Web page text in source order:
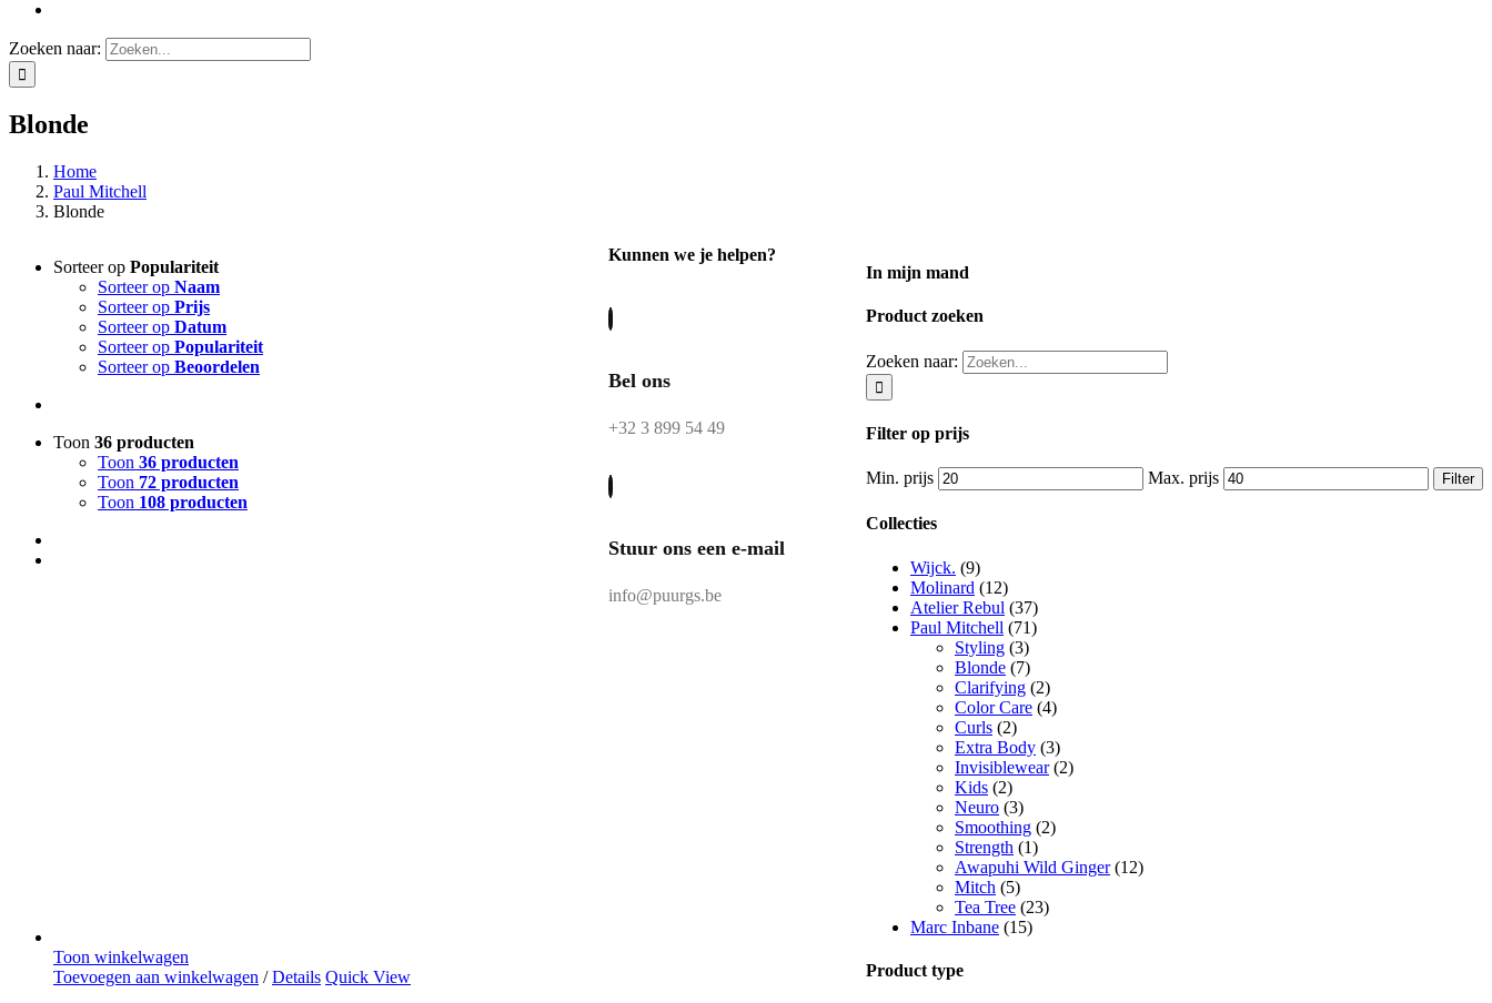
Zoeken naar:
Blonde
Home
Paul Mitchell
Blonde
Sorteer op Populariteit
Sorteer op Naam
Sorteer op Prijs
Sorteer op Datum
Sorteer op Populariteit
Sorteer op Beoordelen
Toon 36 producten
Toon 36 producten
Toon 72 producten
Toon 108 producten
Toon winkelwagen
Toevoegen aan winkelwagen / Details Quick View
In mijn mand
Product zoeken
Zoeken naar:
Filter op prijs
Min. prijs Max. prijs Filter
Collecties
Wijck. (9)
Molinard (12)
Atelier Rebul (37)
Paul Mitchell (71)
Styling (3)
Blonde (7)
Clarifying (2)
Color Care (4)
Curls (2)
Extra Body (3)
Invisiblewear (2)
Kids (2)
Neuro (3)
Smoothing (2)
Strength (1)
Awapuhi Wild Ginger (12)
Mitch (5)
Tea Tree (23)
Marc Inbane (15)
Product type
Kunnen we je helpen?
Bel ons
+32 3 899 54 49
Stuur ons een e-mail
info@puurgs.be